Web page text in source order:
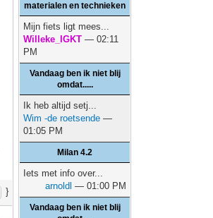
}
materialen en technieken
Mijn fiets ligt mees...
Willeke_IGKT — 02:11
PM
Vandaag ben ik niet blij
omdat.....
Ik heb altijd setj...
Wim -de roetsende —
01:05 PM
Milan 4.2
Iets met info over...
arnoldl — 01:00 PM
Vandaag ben ik niet blij